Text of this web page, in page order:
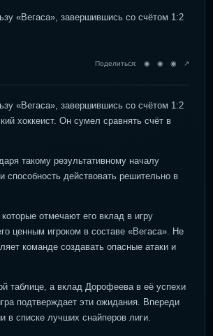
«Вегаса», завершившись со счётом 1:2
Поделиться: ◉ ◉ ◉ ↗
«Вегаса», завершившись со счётом 1:2
хоккеист. Он сумел сравнять счёт в
такому результативному началу
способность действовать решительно в
отмечают его вклад в игру
ценным игроком в составе «Вегаса». Не
команде создавать опасные атаки и
таблице, а вклад Дорофеева в её успехи
подтверждает эти ожидания. Впереди
в списке лучших снайперов лиги.